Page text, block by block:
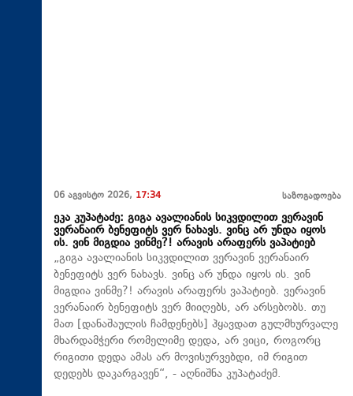
06 აგვისტო 2026, 17:34 საზოგადოება
ეკა კუპატაძე: გიგა ავალიანის სიკვდილით ვერავინ
ვერანაირ ბენეფიტს ვერ ნახავს. ვინც არ უნდა იყოს
ის. ვინ მიგდია ვინმე?! არავის არაფერს ვაპატიებ
„გიგა ავალიანის სიკვდილით ვერავინ ვერანაირ
ბენეფიტს ვერ ნახავს. ვინც არ უნდა იყოს ის. ვინ
მიგდია ვინმე?! არავის არაფერს ვაპატიებ. ვერავინ
ვერანაირ ბენეფიტს ვერ მიიღებს, არ არსებობს. თუ
მათ [დანაშაულის ჩამდენებს] ჰყავდათ გულმხურვალე
მხარდამჭერი რომელიმე დედა, არ ვიცი, როგორც
რიგითი დედა ამას არ მოვისურვებდი, იმ რიგით
დედებს დაკარგავენ“, - აღნიშნა კუპატაძემ.